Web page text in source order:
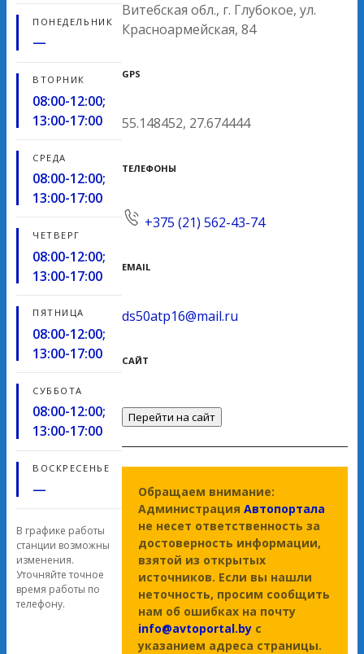
ПОНЕДЕЛЬНИК
—
ВТОРНИК
08:00-12:00;
13:00-17:00
СРЕДА
08:00-12:00;
13:00-17:00
ЧЕТВЕРГ
08:00-12:00;
13:00-17:00
ПЯТНИЦА
08:00-12:00;
13:00-17:00
СУББОТА
08:00-12:00;
13:00-17:00
ВОСКРЕСЕНЬЕ
—
В графике работы
станции возможны
изменения.
Уточняйте точное
время работы по
телефону.
Витебская обл., г. Глубокое, ул.
Красноармейская, 84
GPS
55.148452, 27.674444
ТЕЛЕФОНЫ
+375 (21) 562-43-74
EMAIL
ds50atp16@mail.ru
САЙТ
Перейти на сайт
Обращаем внимание:
Администрация Автопортала
не несет ответственность за
достоверность информации,
взятой из открытых
источников. Если вы нашли
неточность, просим сообщить
нам об ошибках на почту
info@avtoportal.by с
указанием адреса страницы.